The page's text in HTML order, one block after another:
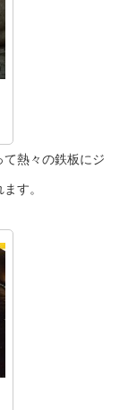
熱々の鉄板にジ
す。